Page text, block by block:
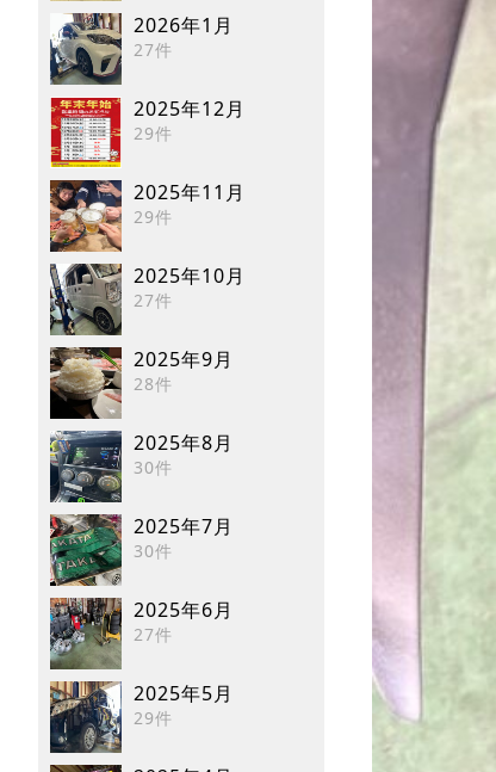
2026年1月
27件
2025年12月
29件
2025年11月
29件
2025年10月
27件
2025年9月
28件
2025年8月
30件
2025年7月
30件
2025年6月
27件
2025年5月
29件